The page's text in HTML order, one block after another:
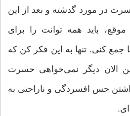
در مورد گذشته و بعد از این
باید همه توانت را برای
جمع كنی. تنها به این فكر كن كه
الان دیگر نمی‌خواهی حسرت
حس افسردگی و ناراحتی به